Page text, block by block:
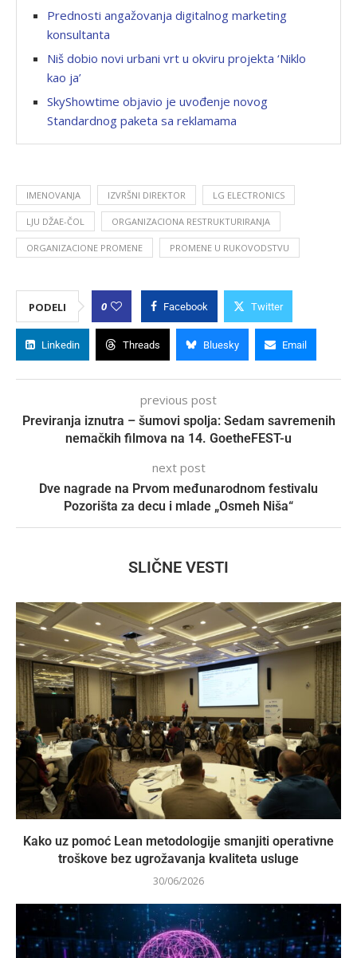
Prednosti angažovanja digitalnog marketing
konsultanta
Niš dobio novi urbani vrt u okviru projekta ‘Niklo
kao ja’
SkyShowtime objavio je uvođenje novog
Standardnog paketa sa reklamama
IMENOVANJA IZVRŠNI DIREKTOR LG ELECTRONICS
LJU DŽAE-ČOL ORGANIZACIONA RESTRUKTURIRANJA
ORGANIZACIONE PROMENE PROMENE U RUKOVODSTVU
PODELI 0 Facebook Twitter
Linkedin Threads Bluesky Email
previous post
Previranja iznutra – šumovi spolja: Sedam savremenih
nemačkih filmova na 14. GoetheFEST-u
next post
Dve nagrade na Prvom međunarodnom festivalu
Pozorišta za decu i mlade „Osmeh Niša“
SLIČNE VESTI
Kako uz pomoć Lean metodologije smanjiti operativne
troškove bez ugrožavanja kvaliteta usluge
30/06/2026